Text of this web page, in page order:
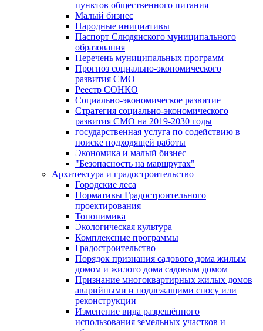
пунктов общественного питания
Малый бизнес
Народные инициативы
Паспорт Слюдянского муниципального
образования
Перечень муниципальных программ
Прогноз социально-экономического
развития СМО
Реестр СОНКО
Социально-экономическое развитие
Стратегия социально-экономического
развития СМО на 2019-2030 годы
государственная услуга по содействию в
поиске подходящей работы
Экономика и малый бизнес
"Безопасность на маршрутах"
Архитектура и градостроительство
Городские леса
Нормативы Градостроительного
проектирования
Топонимика
Экологическая культура
Комплексные программы
Градостроительство
Порядок признания садового дома жилым
домом и жилого дома садовым домом
Признание многоквартирных жилых домов
аварийными и подлежащими сносу или
реконструкции
Изменение вида разрешённого
использования земельных участков и